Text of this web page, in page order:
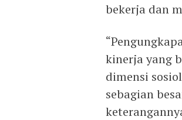
bekerja dan
kinerja yang
dimensi
sebagian